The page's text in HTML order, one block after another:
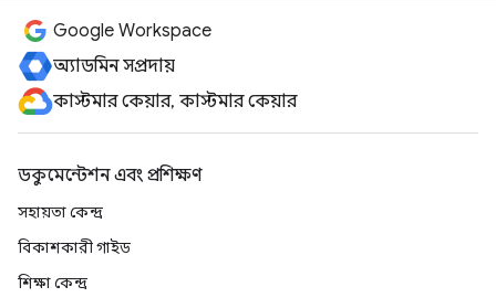
Google Workspace
অ্যাডমিন সম্প্রদায়
কাস্টমার কেয়ার, কাস্টমার কেয়ার
ডকুমেন্টেশন এবং প্রশিক্ষণ
সহায়তা কেন্দ্র
বিকাশকারী গাইড
শিক্ষা কেন্দ্র